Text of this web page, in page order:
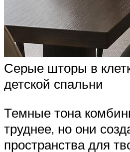
Серые шторы в
детской спальни
Темные тона
труднее, но они
пространства для